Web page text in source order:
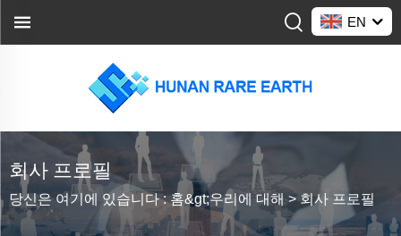
EN
회사 프로필
당신은 여기에 있습니다 :홈&gt;우리에 대해 >회사 프로필